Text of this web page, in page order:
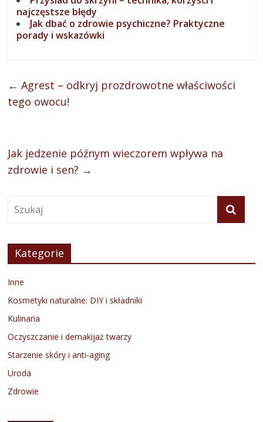
najczęstsze błędy
Jak dbać o zdrowie psychiczne? Praktyczne
porady i wskazówki
← Agrest – odkryj prozdrowotne właściwości
tego owocu!
Jak jedzenie późnym wieczorem wpływa na
zdrowie i sen? →
Kategorie
Inne
Kosmetyki naturalne: DIY i składniki
Kulinaria
Oczyszczanie i demakijaż twarzy
Starzenie skóry i anti-aging
Uroda
Zdrowie